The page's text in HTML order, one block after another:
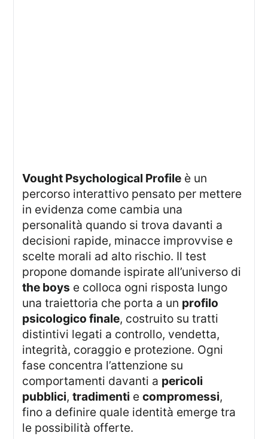
Vought Psychological Profile è un
percorso interattivo pensato per mettere
in evidenza come cambia una
personalità quando si trova davanti a
decisioni rapide, minacce improvvise e
scelte morali ad alto rischio. Il test
propone domande ispirate all’universo di
the boys e colloca ogni risposta lungo
una traiettoria che porta a un profilo
psicologico finale, costruito su tratti
distintivi legati a controllo, vendetta,
integrità, coraggio e protezione. Ogni
fase concentra l’attenzione su
comportamenti davanti a pericoli
pubblici,tradimenti ecompromessi,
fino a definire quale identità emerge tra
le possibilità offerte.